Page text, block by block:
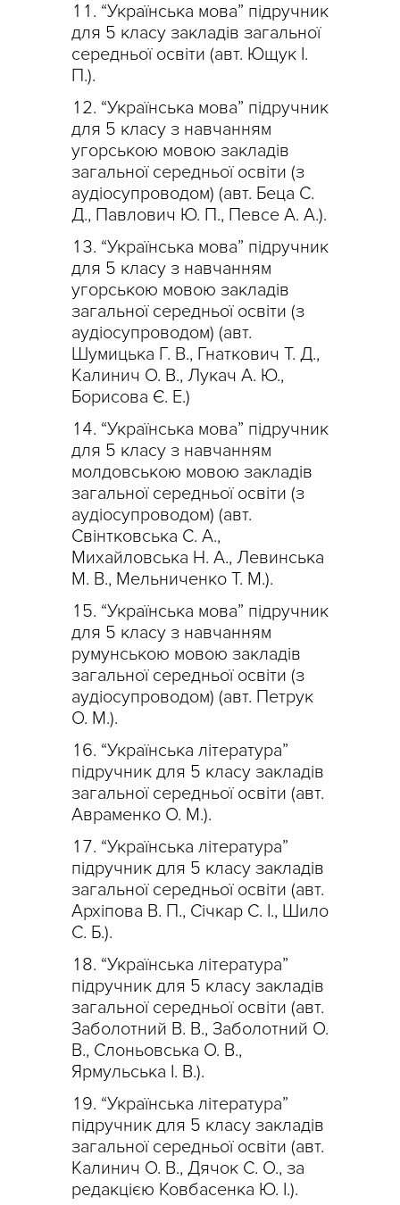
“Українська мова” підручник
для 5 класу закладів загальної
середньої освіти (авт. Ющук І.
П.).
“Українська мова” підручник
для 5 класу з навчанням
угорською мовою закладів
загальної середньої освіти (з
аудіосупроводом) (авт. Беца С.
Д., Павлович Ю. П., Певсе А. А.).
“Українська мова” підручник
для 5 класу з навчанням
угорською мовою закладів
загальної середньої освіти (з
аудіосупроводом) (авт.
Шумицька Г. В., Гнаткович Т. Д.,
Калинич О. В., Лукач А. Ю.,
Борисова Є. Е.)
“Українська мова” підручник
для 5 класу з навчанням
молдовською мовою закладів
загальної середньої освіти (з
аудіосупроводом) (авт.
Свінтковська С. А.,
Михайловська Н. А., Левинська
М. В., Мельниченко Т. М.).
“Українська мова” підручник
для 5 класу з навчанням
румунською мовою закладів
загальної середньої освіти (з
аудіосупроводом) (авт. Петрук
О. М.).
“Українська література”
підручник для 5 класу закладів
загальної середньої освіти (авт.
Авраменко О. М.).
“Українська література”
підручник для 5 класу закладів
загальної середньої освіти (авт.
Архіпова В. П., Січкар С. І., Шило
С. Б.).
“Українська література”
підручник для 5 класу закладів
загальної середньої освіти (авт.
Заболотний В. В., Заболотний О.
В., Слоньовська О. В.,
Ярмульська І. В.).
“Українська література”
підручник для 5 класу закладів
загальної середньої освіти (авт.
Калинич О. В., Дячок С. О., за
редакцією Ковбасенка Ю. І.).